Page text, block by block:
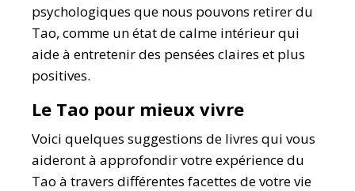
psychologiques que nous pouvons retirer du
Tao, comme un état de calme intérieur qui
aide à entretenir des pensées claires et plus
positives.
Le Tao pour mieux vivre
Voici quelques suggestions de livres qui vous
aideront à approfondir votre expérience du
Tao à travers différentes facettes de votre vie